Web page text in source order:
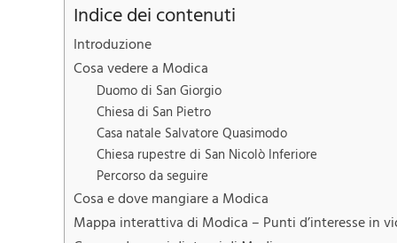
Indice dei contenuti
Introduzione
Cosa vedere a Modica
Duomo di San Giorgio
Chiesa di San Pietro
Casa natale Salvatore Quasimodo
Chiesa rupestre di San Nicolò Inferiore
Percorso da seguire
Cosa e dove mangiare a Modica
Mappa interattiva di Modica – Punti d’interesse in